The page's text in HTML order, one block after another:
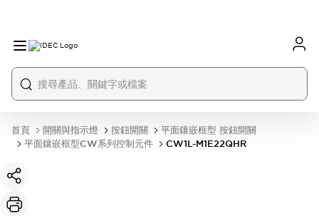
首頁 開關與指示燈 按鈕開關
平面鑲嵌框型 按鈕開關
平面鑲嵌框型CW系列控制元件
CW1L-M1E22QHR